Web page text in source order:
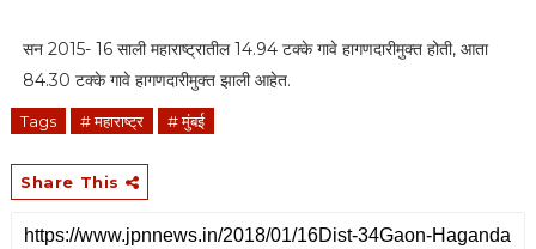
सन 2015- 16 साली महाराष्ट्रातील 14.94 टक्के गावे हागणदारीमुक्त होती, आता
84.30 टक्के गावे हागणदारीमुक्त झाली आहेत.
Tags # महाराष्ट्र # मुंबई
Share This